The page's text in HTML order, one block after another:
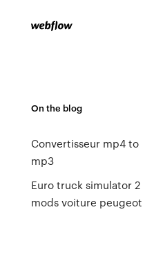
On the blog
Convertisseur mp4 to
mp3
Euro truck simulator 2
mods voiture peugeot